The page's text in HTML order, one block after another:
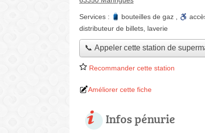
Services : bouteilles de gaz
distributeur de billets laverie
📞 Appeler cette station de
Recommander cette station
Améliorer cette fiche
Infos pénurie